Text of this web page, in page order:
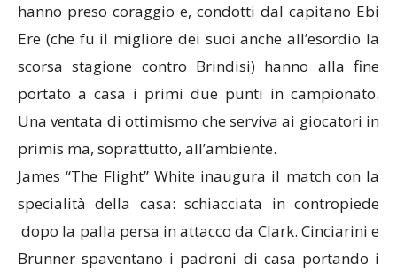
hanno preso coraggio e, condotti dal capitano Ebi
Ere (che fu il migliore dei suoi anche all’esordio la
scorsa stagione contro Brindisi) hanno alla fine
portato a casa i primi due punti in campionato.
Una ventata di ottimismo che serviva ai giocatori in
primis ma, soprattutto, all’ambiente.
James “The Flight” White inaugura il match con la
specialità della casa: schiacciata in contropiede
dopo la palla persa in attacco da Clark. Cinciarini e
Brunner spaventano i padroni di casa portando i